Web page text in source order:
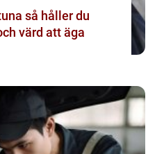
du
värd att äga